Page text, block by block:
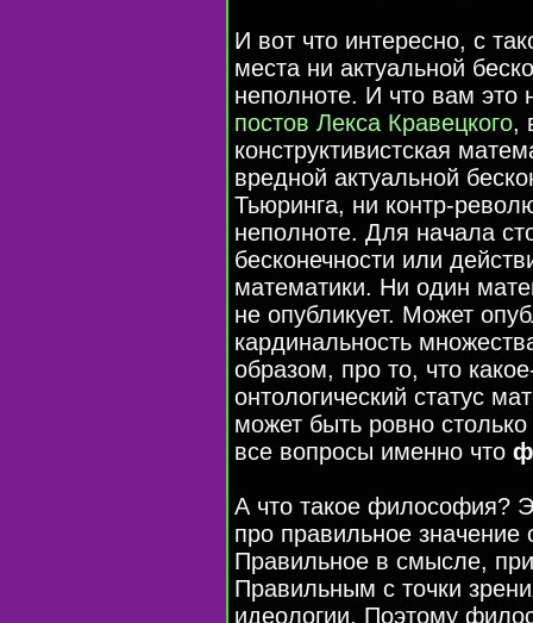
И вот что интересно, с
места ни актуальной
неполноте. И что вам
постов Лекса Кравецкого,
конструктивистская
вредной актуальной
Тьюринга, ни контр-
неполноте. Для начала
бесконечности или
математики. Ни один
не опубликует. Может
кардинальность
образом, про то, что
онтологический статус
может быть ровно
все вопросы именно что
А что такое философия?
про правильное
Правильное в смысле,
Правильным с точки
идеологии. Поэтому